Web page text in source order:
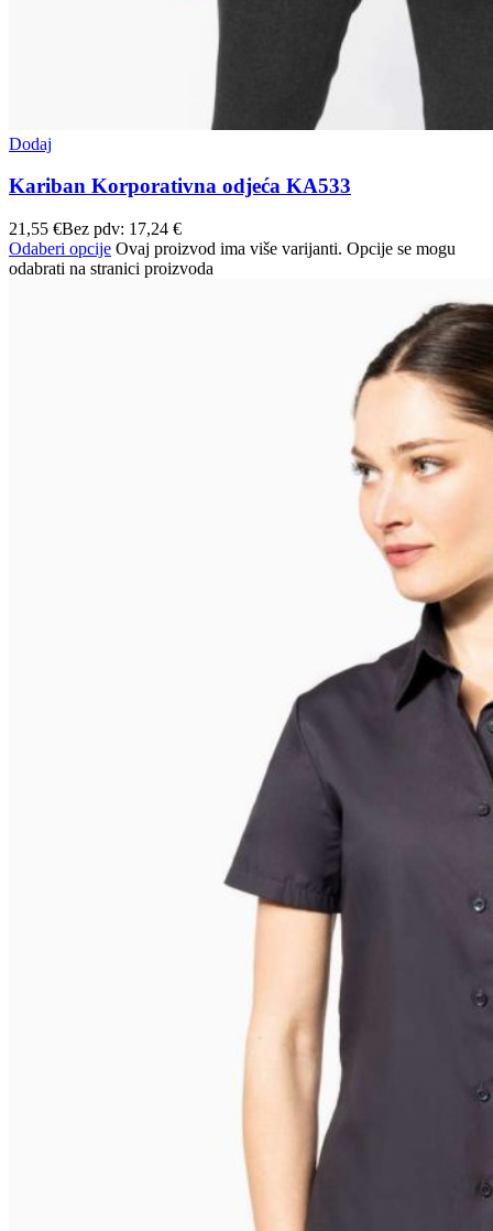
Dodaj
Kariban Korporativna odjeća KA533
21,55 €Bez pdv: 17,24 €
Odaberi opcije Ovaj proizvod ima više varijanti. Opcije se mogu
odabrati na stranici proizvoda